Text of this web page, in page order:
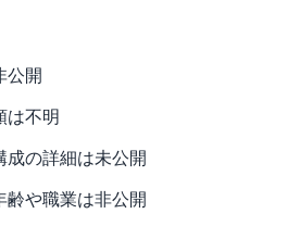
公開
は不明
成の詳細は未公開
齢や職業は非公開